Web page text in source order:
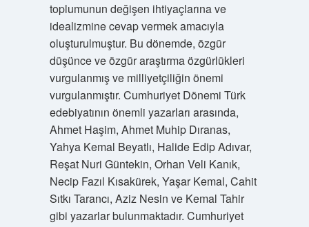
toplumunun değişen ihtiyaçlarına ve
idealizmine cevap vermek amacıyla
oluşturulmuştur. Bu dönemde, özgür
düşünce ve özgür araştırma özgürlükleri
vurgulanmış ve milliyetçiliğin önemi
vurgulanmıştır. Cumhuriyet Dönemi Türk
edebiyatının önemli yazarları arasında,
Ahmet Haşim, Ahmet Muhip Dıranas,
Yahya Kemal Beyatlı, Halide Edip Adıvar,
Reşat Nuri Güntekin, Orhan Veli Kanık,
Necip Fazıl Kısakürek, Yaşar Kemal, Cahit
Sıtkı Tarancı, Aziz Nesin ve Kemal Tahir
gibi yazarlar bulunmaktadır. Cumhuriyet